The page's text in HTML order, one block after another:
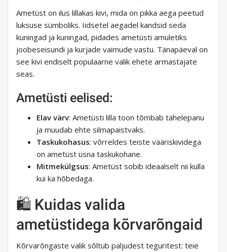
Ametüst on ilus lillakas kivi, mida on pikka aega peetud
luksuse sümboliks. Iidsetel aegadel kandsid seda
kuningad ja kuningad, pidades ametüsti amuletiks
joobeseisundi ja kurjade vaimude vastu. Tänapäeval on
see kivi endiselt populaarne valik ehete armastajate
seas.
Ametüsti eelised:
Elav värv: Ametüsti lilla toon tõmbab tähelepanu
ja muudab ehte silmapaistvaks.
Taskukohasus: võrreldes teiste vääriskividega
on ametüst üsna taskukohane.
Mitmekülgsus: Ametüst sobib ideaalselt nii kulla
kui ka hõbedaga.
🛍 Kuidas valida
ametüstidega kõrvarõngaid
Kõrvarõngaste valik sõltub paljudest teguritest: teie